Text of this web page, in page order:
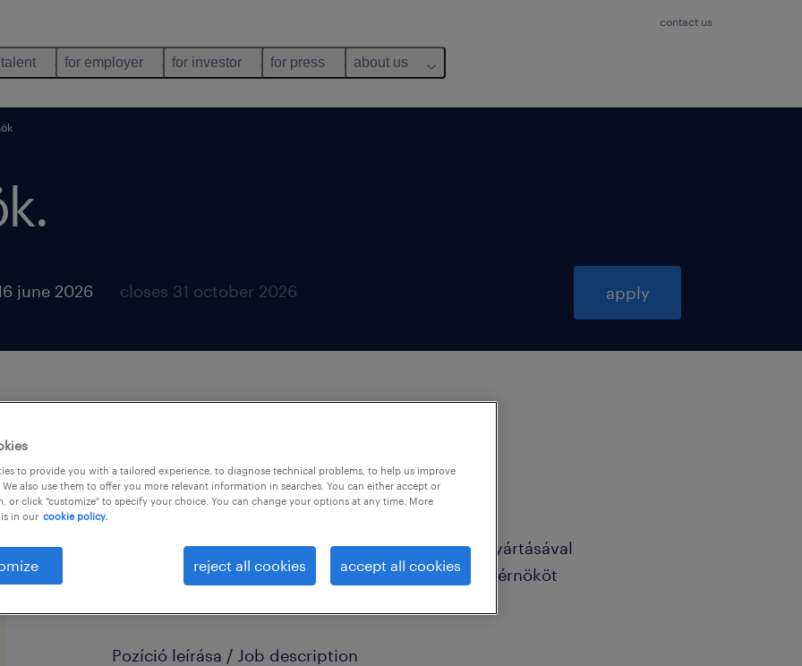
contact us
for employer for investor for press about us
.
june 2026 closes 31 october 2026 apply
A világ élvonalába tartozó, elektromos hajtások gyártásával
foglalkozó ügyfelünk számára keresünk Quality mérnököt
Pozíció leírása / Job description
to provide you with a tailored experience, to diagnose technical problems, to help us improve
also use them to offer you more relevant information in searches. You can either accept or
or click "customize" to specify your choice. You can change your options at any time. More
in our cookie policy.
reject all cookies accept all cookies